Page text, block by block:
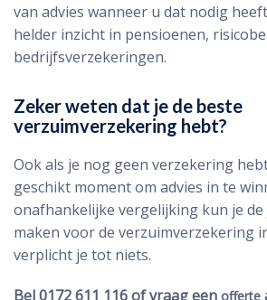
van advies wanneer u dat nodig
helder inzicht in pensioenen,
bedrijfsverzekeringen.
Zeker weten dat je de beste
verzuimverzekering hebt?
Ook als je nog geen verzekering
geschikt moment om advies in te
onafhankelijke vergelijking kun je de
maken voor de verzuimverzekering
verplicht je tot niets.
Bel 0172 611 116 of vraag een offerte